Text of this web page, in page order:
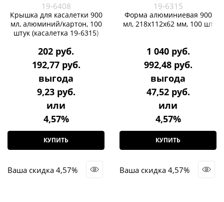
19-6408
Крышка для касалетки 900
мл, алюминий/картон, 100
штук (касалетка 19-6315)
202 руб.
192,77 руб.
выгода
9,23 руб.
или
4,57%
КУПИТЬ
19-6315
Форма алюминиевая 900
мл, 218х112х62 мм, 100 шт
1 040 руб.
992,48 руб.
выгода
47,52 руб.
или
4,57%
КУПИТЬ
Ваша скидка 4,57% Ваша скидка 4,57%